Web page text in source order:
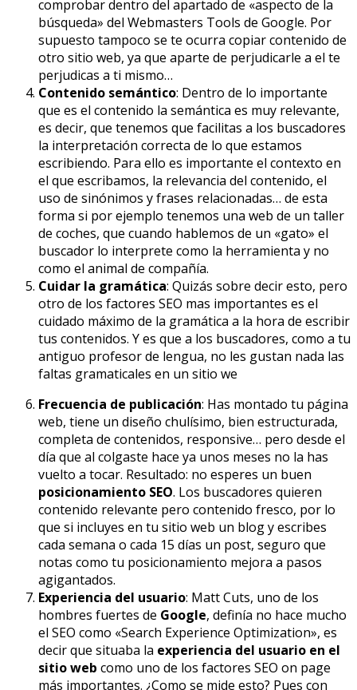
comprobar dentro del apartado de «aspecto de la
búsqueda» del Webmasters Tools de Google. Por
supuesto tampoco se te ocurra copiar contenido de
otro sitio web, ya que aparte de perjudicarle a el te
perjudicas a ti mismo…
Contenido semántico: Dentro de lo importante
que es el contenido la semántica es muy relevante,
es decir, que tenemos que facilitas a los buscadores
la interpretación correcta de lo que estamos
escribiendo. Para ello es importante el contexto en
el que escribamos, la relevancia del contenido, el
uso de sinónimos y frases relacionadas… de esta
forma si por ejemplo tenemos una web de un taller
de coches, que cuando hablemos de un «gato» el
buscador lo interprete como la herramienta y no
como el animal de compañía.
Cuidar la gramática: Quizás sobre decir esto, pero
otro de los factores SEO mas importantes es el
cuidado máximo de la gramática a la hora de escribir
tus contenidos. Y es que a los buscadores, como a tu
antiguo profesor de lengua, no les gustan nada las
faltas gramaticales en un sitio we
Frecuencia de publicación: Has montado tu página
web, tiene un diseño chulísimo, bien estructurada,
completa de contenidos, responsive… pero desde el
día que al colgaste hace ya unos meses no la has
vuelto a tocar. Resultado: no esperes un buen
posicionamiento SEO. Los buscadores quieren
contenido relevante pero contenido fresco, por lo
que si incluyes en tu sitio web un blog y escribes
cada semana o cada 15 días un post, seguro que
notas como tu posicionamiento mejora a pasos
agigantados.
Experiencia del usuario: Matt Cuts, uno de los
hombres fuertes de Google, definía no hace mucho
el SEO como «Search Experience Optimization», es
decir que situaba la experiencia del usuario en el
sitio web como uno de los factores SEO on page
más importantes. ¿Como se mide esto? Pues con